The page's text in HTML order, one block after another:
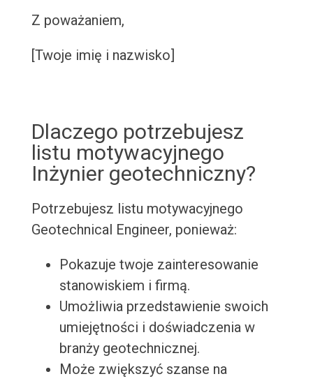
Z poważaniem,
[Twoje imię i nazwisko]
Dlaczego potrzebujesz
listu motywacyjnego
Inżynier geotechniczny?
Potrzebujesz listu motywacyjnego
Geotechnical Engineer, ponieważ:
Pokazuje twoje zainteresowanie
stanowiskiem i firmą.
Umożliwia przedstawienie swoich
umiejętności i doświadczenia w
branży geotechnicznej.
Może zwiększyć szanse na